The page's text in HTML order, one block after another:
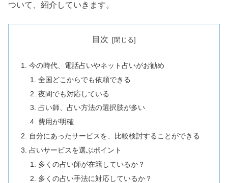
ついて、紹介していきます。
目次
今の時代、電話占いやネット占いがお勧め
全国どこからでも依頼できる
夜間でも対応している
占い師、占い方法の選択肢が多い
費用が明確
自分にあったサービスを、比較検討することができる
占いサービスを選ぶポイント
多くの占い師が在籍しているか？
多くの占い手法に対応しているか？